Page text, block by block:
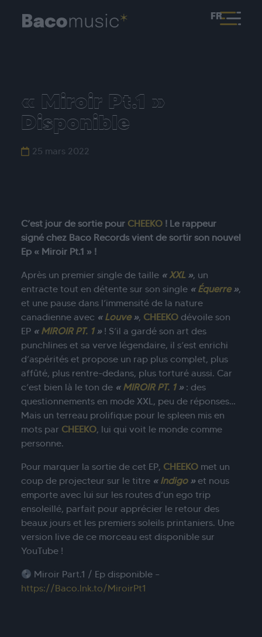
FR
« Miroir Pt.1 »
Disponible
25 mars 2022
C’est jour de sortie pour CHEEKO! Le rappeur
signé chez Baco Records vient de sortir son nouvel
Ep « Miroir Pt.1 » !
Après un premier single de taille «XXL », un
entracte tout en détente sur son single « Équerre»,
et une pause dans l’immensité de la nature
canadienne avec « Louve», CHEEKO dévoile son
EP « MIROIR PT. 1 »! S’il a gardé son art des
punchlines et sa verve légendaire, il s’est enrichi
d’aspérités et propose un rap plus complet, plus
affûté, plus rentre-dedans, plus torturé aussi. Car
c’est bien là le ton de « MIROIR PT. 1»: des
questionnements en mode XXL, peu de réponses…
Mais un terreau prolifique pour le spleen mis en
mots par CHEEKO, lui qui voit le monde comme
personne.
Pour marquer la sortie de cet EP, CHEEKO met un
coup de projecteur sur le titre « Indigo»et nous
emporte avec lui sur les routes d’un ego trip
ensoleillé, parfait pour apprécier le retour des
beaux jours et les premiers soleils printaniers. Une
version live de ce morceau est disponible sur
YouTube !
Miroir Part.1 / Ep disponible –
https://Baco.lnk.to/MiroirPt1